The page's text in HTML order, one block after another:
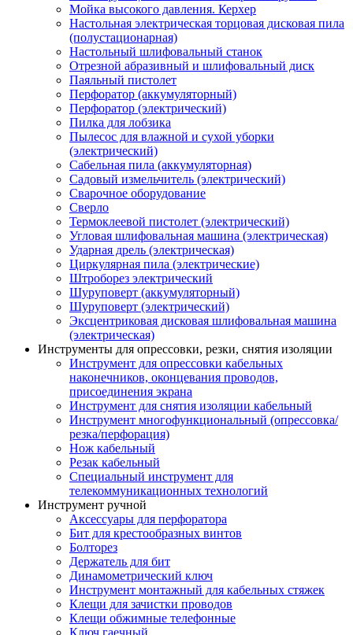
Мойка высокого давления. Керхер
Настольная электрическая торцовая дисковая пила
(полустационарная)
Настольный шлифовальный станок
Отрезной абразивный и шлифовальный диск
Паяльный пистолет
Перфоратор (аккумуляторный)
Перфоратор (электрический)
Пилка для лобзика
Пылесос для влажной и сухой уборки
(электрический)
Сабельная пила (аккумуляторная)
Садовый измельчитель (электрический)
Сварочное оборудование
Сверло
Термоклеевой пистолет (электрический)
Угловая шлифовальная машина (электрическая)
Ударная дрель (электрическая)
Циркулярная пила (электрические)
Штроборез электрический
Шуруповерт (аккумуляторный)
Шуруповерт (электрический)
Эксцентриковая дисковая шлифовальная машина
(электрическая)
Инструменты для опрессовки, резки, снятия изоляции
Инструмент для опрессовки кабельных
наконечников, оконцевания проводов,
присоединения экрана
Инструмент для снятия изоляции кабельный
Инструмент многофункциональный (опрессовка/
резка/перфорация)
Нож кабельный
Резак кабельный
Специальный инструмент для
телекоммуникационных технологий
Инструмент ручной
Аксессуары для перфоратора
Бит для крестообразных винтов
Болторез
Держатель для бит
Динамометрический ключ
Инструмент монтажный для кабельных стяжек
Клещи для зачистки проводов
Клещи обжимные телефонные
Ключ гаечный